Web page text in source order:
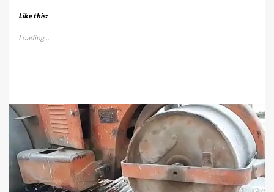
Like this:
Loading...